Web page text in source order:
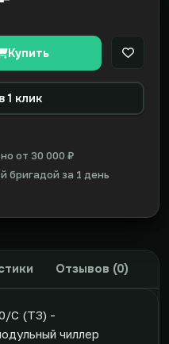
Купить В
1 клик
от 30 000 ₽
за 1 день
Отзывов (0)
C (T3) -
чиллер